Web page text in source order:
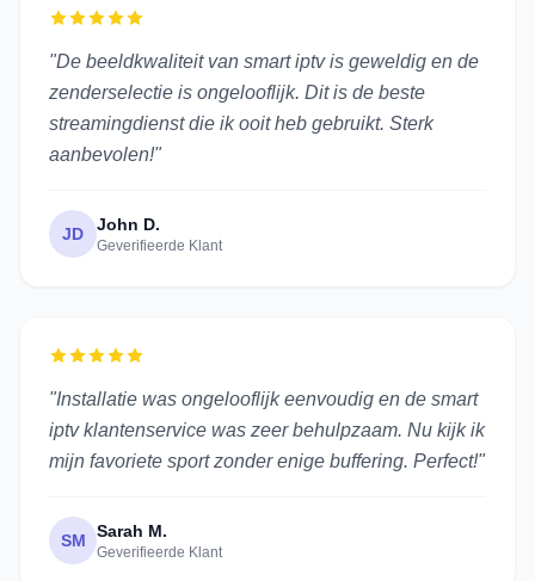
"De beeldkwaliteit van smart iptv is geweldig en de
zenderselectie is ongelooflijk. Dit is de beste
streamingdienst die ik ooit heb gebruikt. Sterk
aanbevolen!"
JD John D.
Geverifieerde Klant
"Installatie was ongelooflijk eenvoudig en de smart
iptv klantenservice was zeer behulpzaam. Nu kijk ik
mijn favoriete sport zonder enige buffering. Perfect!"
SM Sarah M.
Geverifieerde Klant